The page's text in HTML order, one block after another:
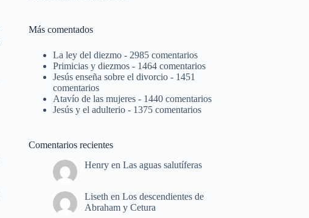
Más comentados
La ley del diezmo - 2985 comentarios
Primicias y diezmos - 1464 comentarios
Jesús enseña sobre el divorcio - 1451
comentarios
Atavío de las mujeres - 1440 comentarios
Jesús y el adulterio - 1375 comentarios
Comentarios recientes
Henry enLas aguas salutíferas
Liseth enLos descendientes de
Abraham y Cetura